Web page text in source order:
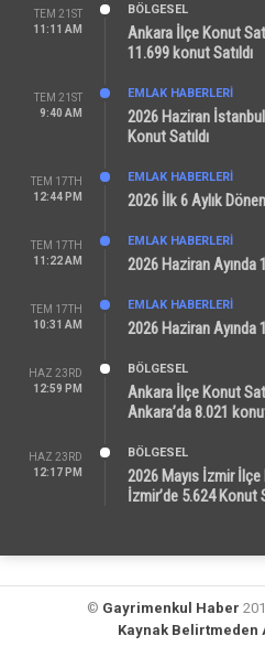
TEM 21ST
11:11 AM
BÖLGESEL
Ankara İlçe Konut
11.699 konut Satıldı
TEM 21ST
9:40 AM
EMLAK HABERLERI
2026 Haziran
Konut Satıldı
TEM 17TH
12:44 PM
EMLAK HABERLERI
2026 İlk 6 Aylık
TEM 17TH
11:22 AM
EMLAK HABERLERI
2026 Haziran Ayında
TEM 17TH
10:31 AM
EMLAK HABERLERI
2026 Haziran Ayında
HAZ 23RD
12:59 PM
BÖLGESEL
Ankara İlçe Konut
Ankara’da 8.021
HAZ 23RD
12:17 PM
BÖLGESEL
2026 Mayıs İzmir İlçe
İzmir’de 5.624 Konut
© Gayrimenkul Haber
Kaynak Belirtmeden